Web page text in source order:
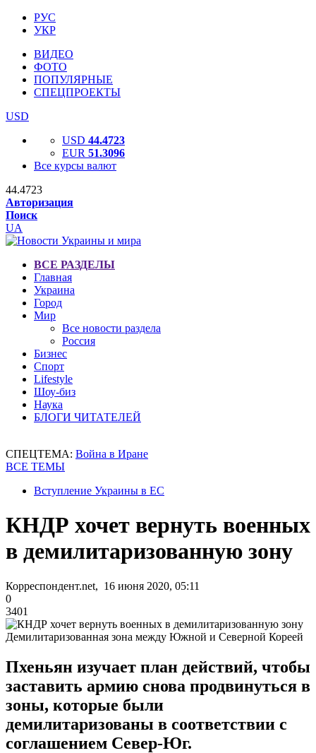
РУС
УКР
ВИДЕО
ФОТО
ПОПУЛЯРНЫЕ
СПЕЦПРОЕКТЫ
USD
USD 44.4723
EUR 51.3096
Все курсы валют
44.4723
Авторизация
Поиск
UA
ВСЕ РАЗДЕЛЫ
Главная
Украина
Город
Мир
Все новости раздела
Россия
Бизнес
Спорт
Lifestyle
Шоу-биз
Наука
БЛОГИ ЧИТАТЕЛЕЙ
СПЕЦТЕМА: Война в Иране
ВСЕ ТЕМЫ
Вступление Украины в ЕС
КНДР хочет вернуть военных
в демилитаризованную зону
Корреспондент.net, 16 июня 2020, 05:11
0
3401
Демилитаризованная зона между Южной и Северной Кореей
Пхеньян изучает план действий, чтобы
заставить армию снова продвинуться в
зоны, которые были
демилитаризованы в соответствии с
соглашением Север-Юг.